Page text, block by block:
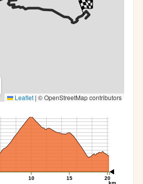
Leaflet | © OpenStreetMap contributors
10 15 20
km